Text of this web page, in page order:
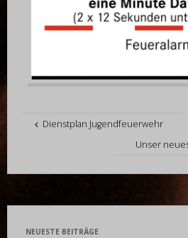
Dienstplan Jugendfeuerwehr
Unser
NEUESTE BEITRÄGE